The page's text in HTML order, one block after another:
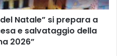
del Natale” si prepara a
e salvataggio della
2026”